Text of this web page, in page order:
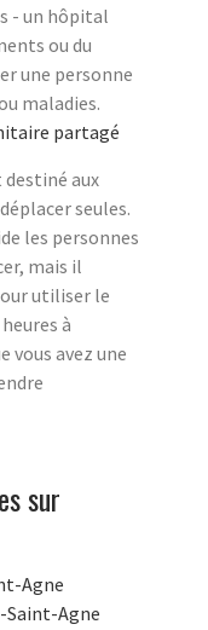
- un hôpital
ou du
une personne
maladies.
partagé
destiné aux
seules.
les personnes
mais il
utiliser le
à
vous avez une
sur
Agne
Saint-Agne